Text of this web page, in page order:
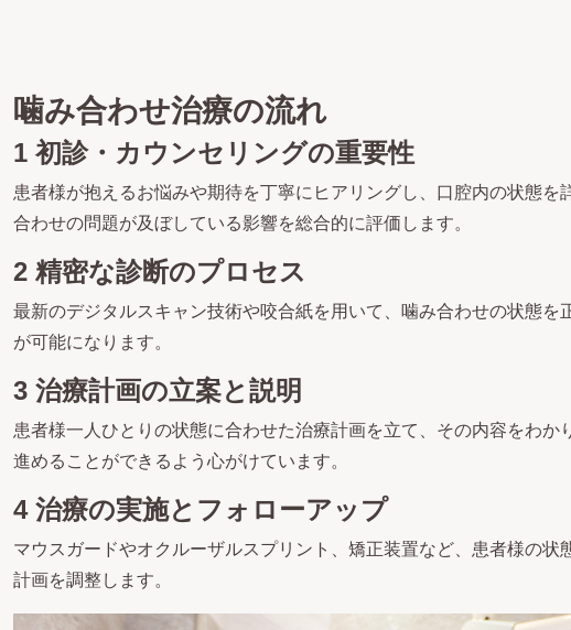
噛み合わせ治療の流れ
1 初診・カウンセリングの重要性
患者様が抱えるお悩みや期待を丁寧にヒアリングし、口腔内の状態
合わせの問題が及ぼしている影響を総合的に評価します。
2 精密な診断のプロセス
最新のデジタルスキャン技術や咬合紙を用いて、噛み合わせの状態
が可能になります。
3 治療計画の立案と説明
患者様一人ひとりの状態に合わせた治療計画を立て、その内容をわ
進めることができるよう心がけています。
4 治療の実施とフォローアップ
マウスガードやオクルーザルスプリント、矯正装置など、患者様の
計画を調整します。